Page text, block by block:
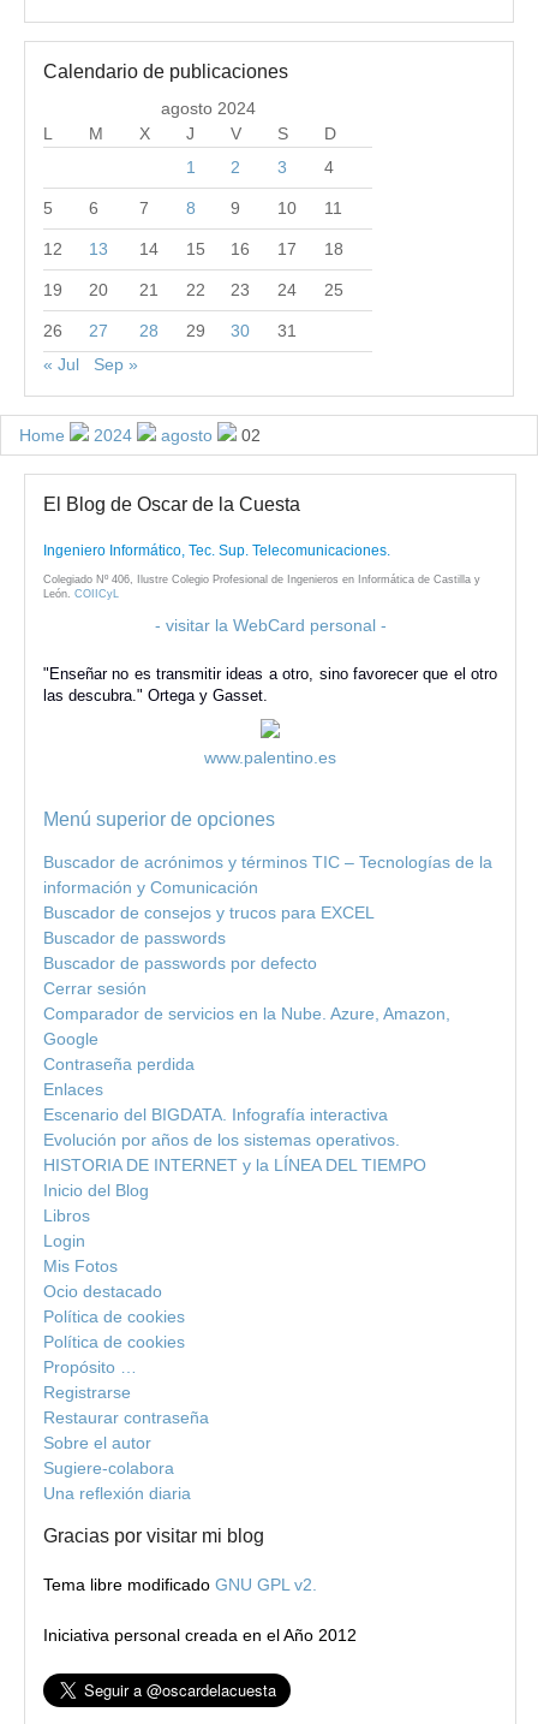
Calendario de publicaciones
agosto 2024
L
M X J V S
D
1
2 3 4
5 6 7 8 9 10 11
12 13 14 15 16 17 18
19 20 21 22 23 24 25
26 27 28 29 30
31
« Jul
Sep »
Home 2024 agosto 02
El Blog de Oscar de la Cuesta
Ingeniero Informático, Tec. Sup. Telecomunicaciones.
Colegiado Nº 406, Ilustre Colegio Profesional de Ingenieros en Informática de Castilla y
León. COIICyL
- visitar la WebCard personal -
"Enseñar no es transmitir ideas a otro, sino favorecer que el otro
las descubra." Ortega y Gasset.
www.palentino.es
Menú superior de opciones
Buscador de acrónimos y términos TIC – Tecnologías de la
información y Comunicación
Buscador de consejos y trucos para EXCEL
Buscador de passwords
Buscador de passwords por defecto
Cerrar sesión
Comparador de servicios en la Nube. Azure, Amazon,
Google
Contraseña perdida
Enlaces
Escenario del BIGDATA. Infografía interactiva
Evolución por años de los sistemas operativos.
HISTORIA DE INTERNET y la LÍNEA DEL TIEMPO
Inicio del Blog
Libros
Login
Mis Fotos
Ocio destacado
Política de cookies
Política de cookies
Propósito …
Registrarse
Restaurar contraseña
Sobre el autor
Sugiere-colabora
Una reflexión diaria
Gracias por visitar mi blog
Tema libre modificado GNU GPL v2.
Iniciativa personal creada en el Año 2012